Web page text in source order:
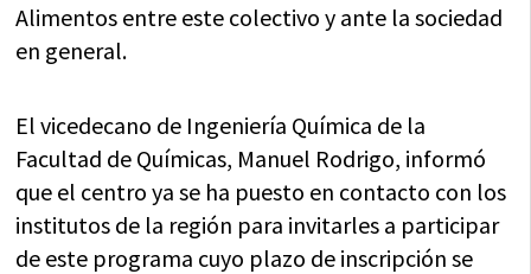
Alimentos entre este colectivo y ante la sociedad
en general.
El vicedecano de Ingeniería Química de la
Facultad de Químicas, Manuel Rodrigo, informó
que el centro ya se ha puesto en contacto con los
institutos de la región para invitarles a participar
de este programa cuyo plazo de inscripción se